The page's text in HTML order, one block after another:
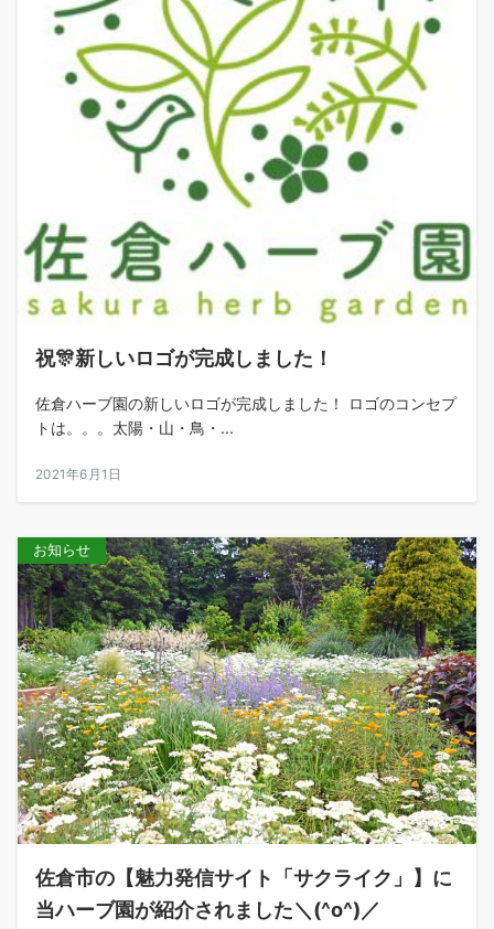
祝🎊新しいロゴが完成しました！
佐倉ハーブ園の新しいロゴが完成しました！ ロゴのコンセプ
トは。。。太陽・山・鳥・...
2021年6月1日
お知らせ
佐倉市の【魅力発信サイト「サクライク」】に
当ハーブ園が紹介されました＼(^o^)／